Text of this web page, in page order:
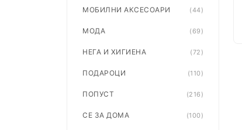
МОБИЛНИ АКСЕСОАРИ (44)
МОДА (69)
НЕГА И ХИГИЕНА (72)
ПОДАРОЦИ (110)
ПОПУСТ (216)
СЕ ЗА ДОМА (100)